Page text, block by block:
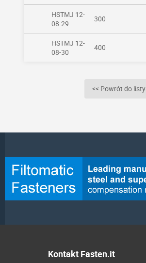
HSTMJ 12-
08-29
300
HSTMJ 12-
08-30
400
<< Powrót do listy
Kontakt Fasten.it